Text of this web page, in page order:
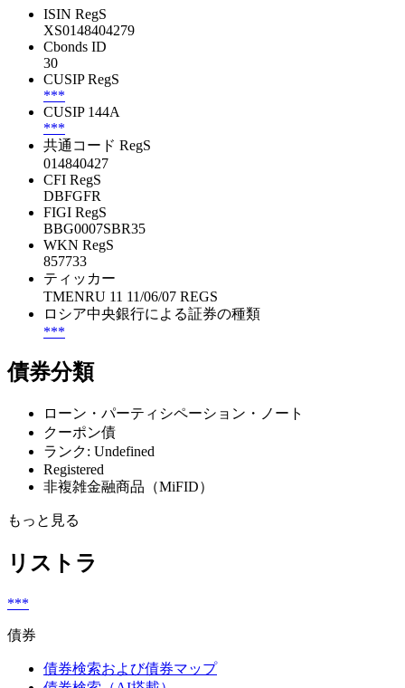
ISIN RegS
XS0148404279
Cbonds ID
30
CUSIP RegS
***
CUSIP 144A
***
共通コード RegS
014840427
CFI RegS
DBFGFR
FIGI RegS
BBG0007SBR35
WKN RegS
857733
ティッカー
TMENRU 11 11/06/07 REGS
ロシア中央銀行による証券の種類
***
債券分類
ローン・パーティシペーション・ノート
クーポン債
ランク: Undefined
Registered
非複雑金融商品（MiFID）
もっと見る
リストラ
***
債券
債券検索および債券マップ